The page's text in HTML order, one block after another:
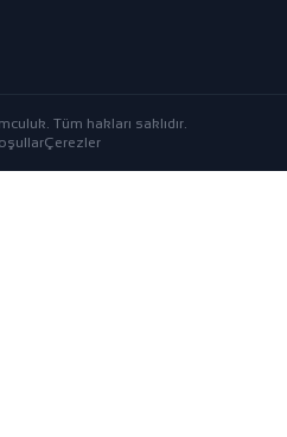
Tüm hakları saklıdır.
Çerezler